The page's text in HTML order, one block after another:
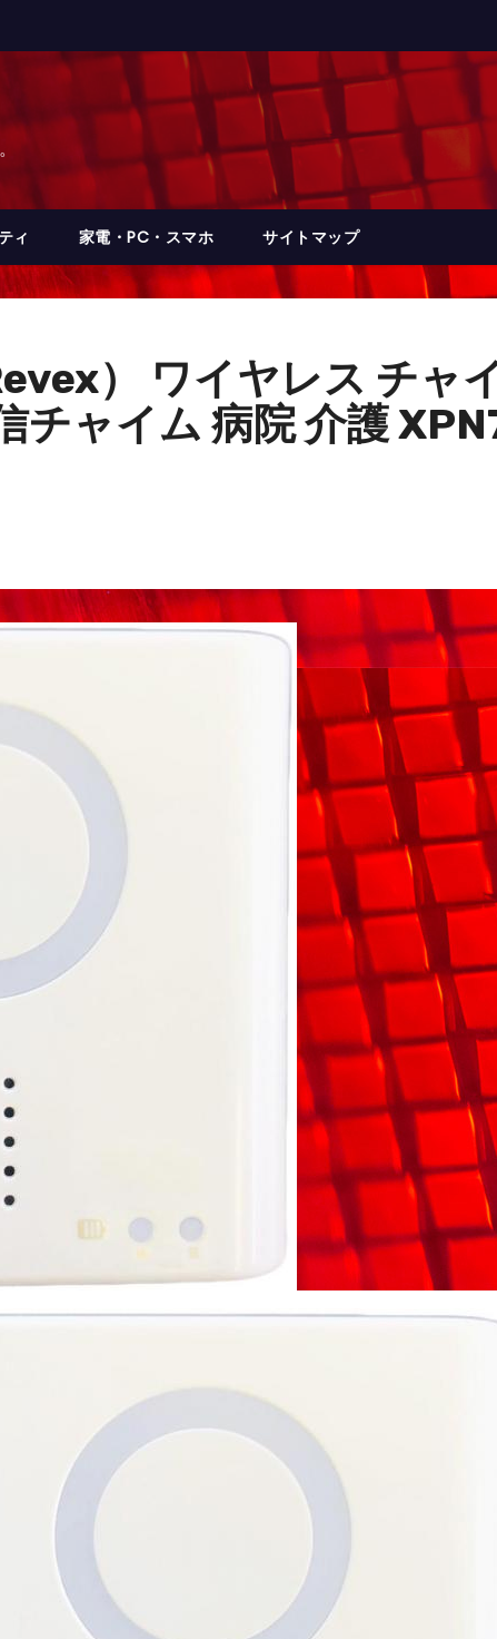
ィ 家電・PC・スマホ サイトマップ
） ワイヤレス チャ
チャイム 病院 介護